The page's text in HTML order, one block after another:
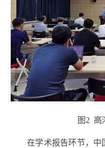
图2 高
在学术报告环节，中